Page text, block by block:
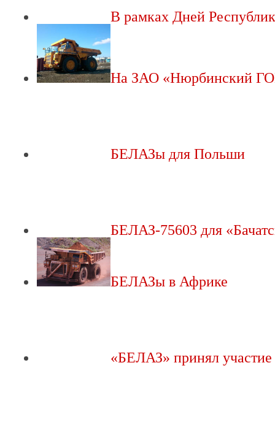
В рамках Дней
На ЗАО «Нюрбинский
БЕЛАЗы для Польши
БЕЛАЗ-75603 для
БЕЛАЗы в Африке
«БЕЛАЗ» принял